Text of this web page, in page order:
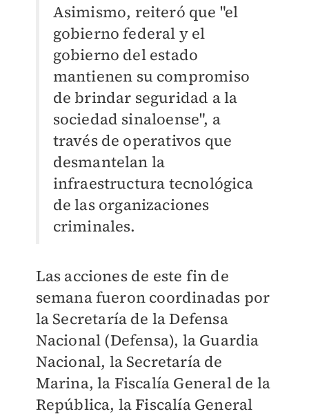
Asimismo, reiteró que "el
gobierno federal y el
gobierno del estado
mantienen su compromiso
de brindar seguridad a la
sociedad sinaloense", a
través de operativos que
desmantelan la
infraestructura tecnológica
de las organizaciones
criminales.
Las acciones de este fin de
semana fueron coordinadas por
la Secretaría de la Defensa
Nacional (Defensa), la Guardia
Nacional, la Secretaría de
Marina, la Fiscalía General de la
República, la Fiscalía General